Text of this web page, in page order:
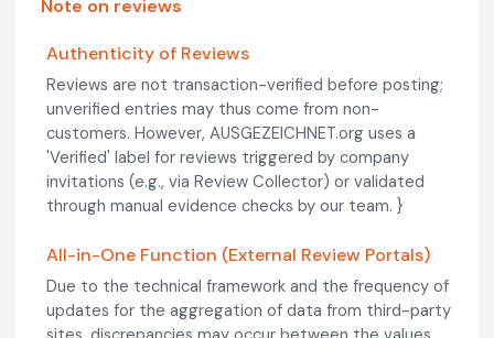
Note on reviews
Authenticity of Reviews
Reviews are not transaction-verified before posting;
unverified entries may thus come from non-
customers. However, AUSGEZEICHNET.org uses a
'Verified' label for reviews triggered by company
invitations (e.g., via Review Collector) or validated
through manual evidence checks by our team. }
All-in-One Function (External Review Portals)
Due to the technical framework and the frequency of
updates for the aggregation of data from third-party